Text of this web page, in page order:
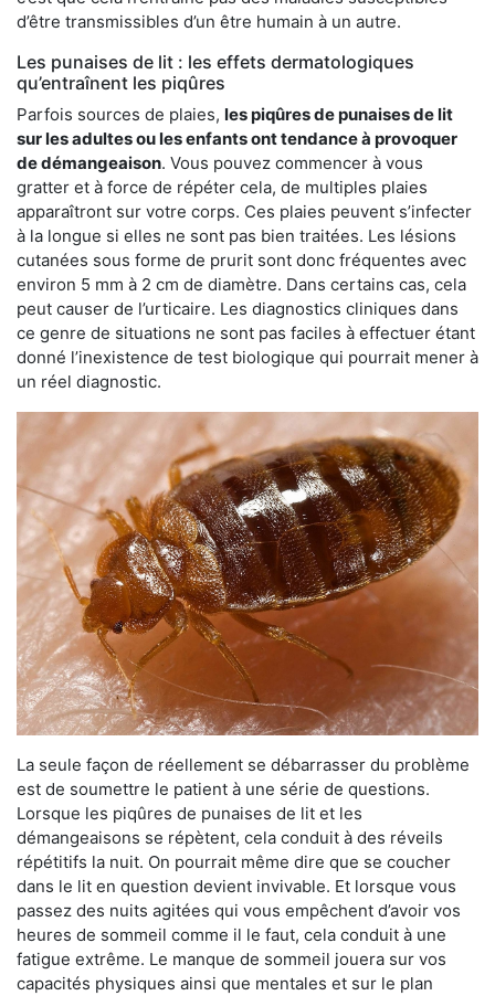
d’être transmissibles d’un être humain à un autre.
Les punaises de lit : les effets dermatologiques
qu’entraînent les piqûres
Parfois sources de plaies, les piqûres de punaises de lit
sur les adultes ou les enfants ont tendance à provoquer
de démangeaison. Vous pouvez commencer à vous
gratter et à force de répéter cela, de multiples plaies
apparaîtront sur votre corps. Ces plaies peuvent s’infecter
à la longue si elles ne sont pas bien traitées. Les lésions
cutanées sous forme de prurit sont donc fréquentes avec
environ 5 mm à 2 cm de diamètre. Dans certains cas, cela
peut causer de l’urticaire. Les diagnostics cliniques dans
ce genre de situations ne sont pas faciles à effectuer étant
donné l’inexistence de test biologique qui pourrait mener à
un réel diagnostic.
La seule façon de réellement se débarrasser du problème
est de soumettre le patient à une série de questions.
Lorsque les piqûres de punaises de lit et les
démangeaisons se répètent, cela conduit à des réveils
répétitifs la nuit. On pourrait même dire que se coucher
dans le lit en question devient invivable. Et lorsque vous
passez des nuits agitées qui vous empêchent d’avoir vos
heures de sommeil comme il le faut, cela conduit à une
fatigue extrême. Le manque de sommeil jouera sur vos
capacités physiques ainsi que mentales et sur le plan